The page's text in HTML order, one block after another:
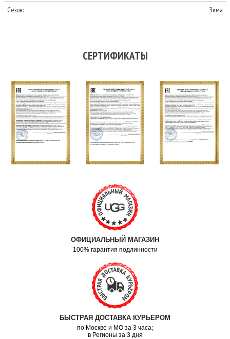
Сезон:
Зима
СЕРТИФИКАТЫ
ОФИЦИАЛЬНЫЙ МАГАЗИН
100% гарантия подлинности
БЫСТРАЯ ДОСТАВКА КУРЬЕРОМ
по Москве и МО за 3 часа;
в Регионы за 3 дня